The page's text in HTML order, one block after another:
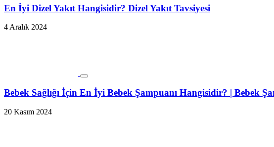
En İyi Dizel Yakıt Hangisidir? Dizel Yakıt Tavsiyesi
4 Aralık 2024
Bebek Sağlığı İçin En İyi Bebek Şampuanı Hangisidir? | Bebek
20 Kasım 2024